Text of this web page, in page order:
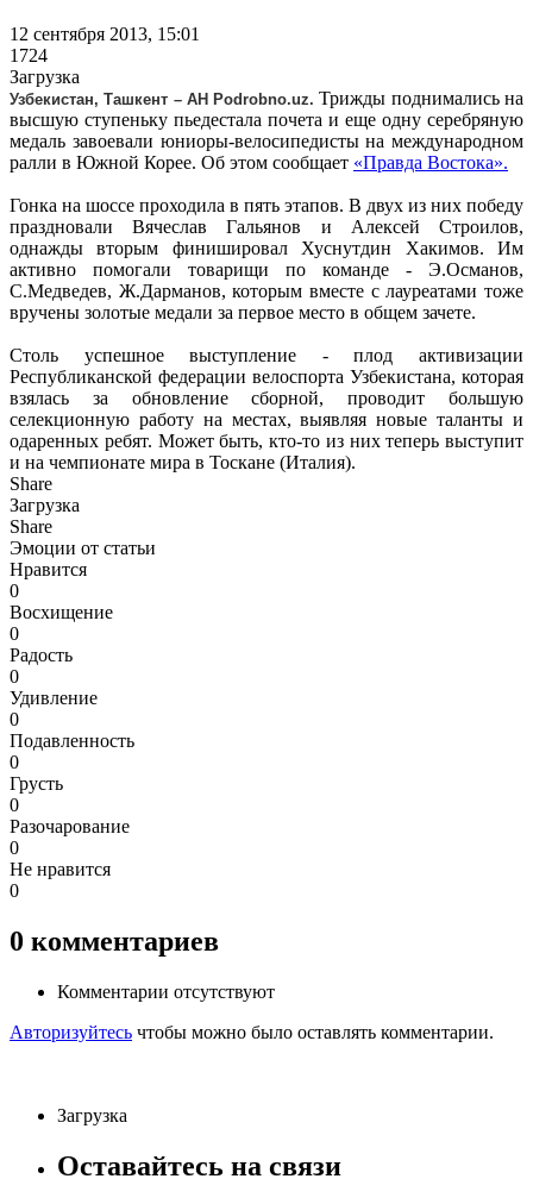
12 сентября 2013, 15:01
1724
Загрузка
Узбекистан, Ташкент – АН Podrobno.uz. Трижды поднимались на
высшую ступеньку пьедестала почета и еще одну серебряную
медаль завоевали юниоры-велосипедисты на международном
ралли в Южной Корее. Об этом сообщает «Правда Востока».
Гонка на шоссе проходила в пять этапов. В двух из них победу
праздновали Вячеслав Гальянов и Алексей Строилов,
однажды вторым финишировал Хуснутдин Хакимов. Им
активно помогали товарищи по команде - Э.Османов,
С.Медведев, Ж.Дарманов, которым вместе с лауреатами тоже
вручены золотые медали за первое место в общем зачете.
Столь успешное выступление - плод активизации
Республиканской федерации велоспорта Узбекистана, которая
взялась за обновление сборной, проводит большую
селекционную работу на местах, выявляя новые таланты и
одаренных ребят. Может быть, кто-то из них теперь выступит
и на чемпионате мира в Тоскане (Италия).
Share
Загрузка
Share
Эмоции от статьи
Нравится
0
Восхищение
0
Радость
0
Удивление
0
Подавленность
0
Грусть
0
Разочарование
0
Не нравится
0
0 комментариев
Комментарии отсутствуют
Авторизуйтесь чтобы можно было оставлять комментарии.
Загрузка
Оставайтесь на связи